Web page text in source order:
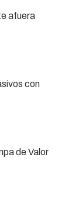
afuera
con
de Valor